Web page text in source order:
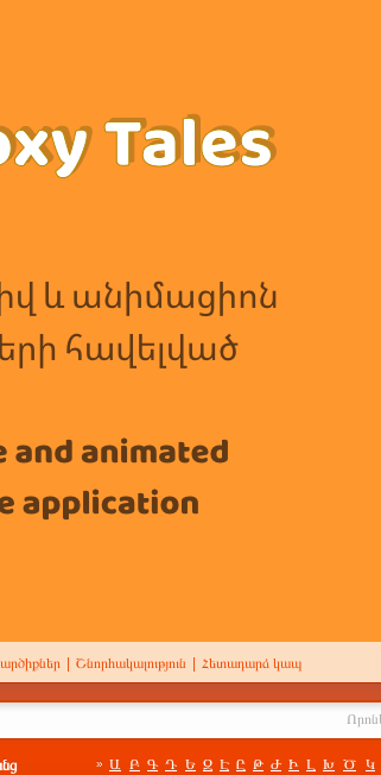
Շնորհակալություն Հետադարձ կապ
» Ա Բ Գ Դ Ե Զ Է Ը Թ Ժ Ի Լ Խ Ծ Կ